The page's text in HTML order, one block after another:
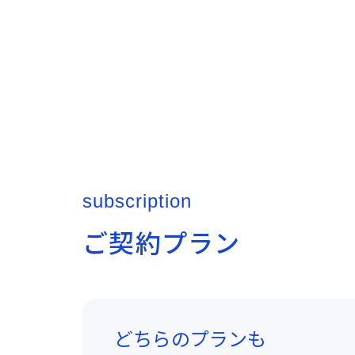
subscription
ご契約プラン
どちらのプランも